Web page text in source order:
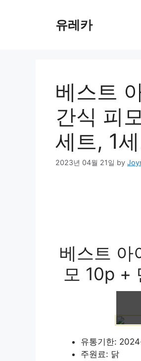
유레카
베스트
간식 피
세트, 1
2023년 04월 21일 by
베스트 아
모 10p +
유통기한:
주원료: 닭